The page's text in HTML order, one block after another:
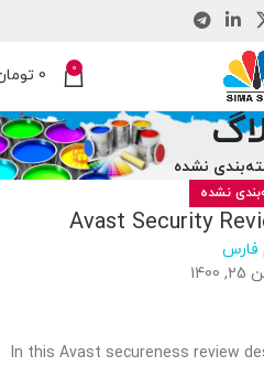
0
0
نشده
نشده
Avast Security
فارس
In this Avast secureness review